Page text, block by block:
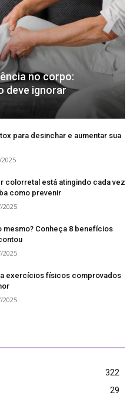
no corpo:
deve ignorar
para desinchar e aumentar sua
colorretal está atingindo cada vez
como prevenir
2025
mesmo? Conheça 8 benefícios
2025
exercícios físicos comprovados
2025
322
29